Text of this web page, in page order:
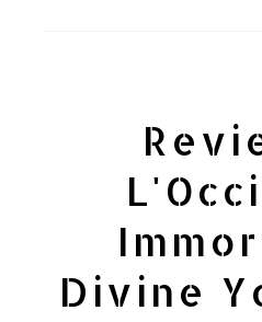
Divine